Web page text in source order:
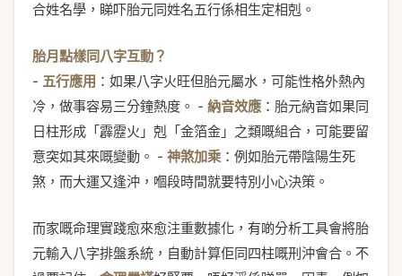
合姓名學，睇吓胎元同姓名五行係相生定相剋。
胎月點樣同八字互動？
- 五行應用 ：如果八字火旺但胎元屬水，可能性格外熱內
冷，做事容易三分鐘熱度。 - 納音效應 ：胎元納音如果同
日柱形成「霹靂火」剋「金箔金」之類嘅組合，可能要留
意突如其來嘅變動。 - 神煞加乘 ：例如胎元帶陰陽生死
煞，而大運又逢沖，嗰段時間就要特別小心決策。
而家嘅命理實踐愈來愈注重數據化，有啲分析工具會將胎
元輸入八字排盤系統，自動計算佢同四柱嘅刑沖會合。不